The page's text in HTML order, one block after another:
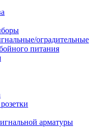
оградительные
питания
арматуры